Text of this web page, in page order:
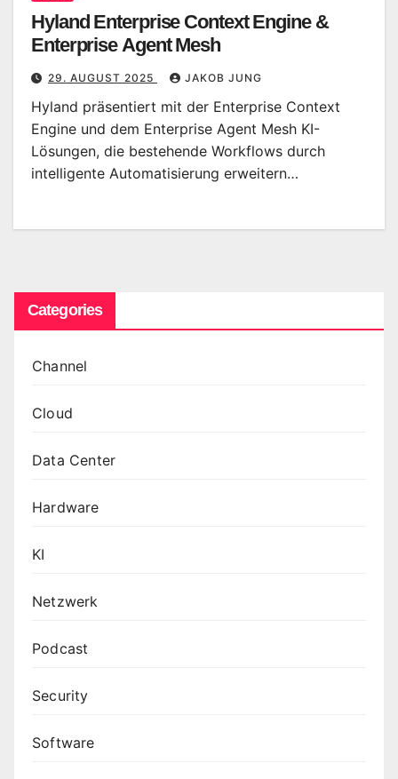
Hyland Enterprise Context Engine &
Enterprise Agent Mesh
29. AUGUST 2025 JAKOB JUNG
Hyland präsentiert mit der Enterprise Context
Engine und dem Enterprise Agent Mesh KI-
Lösungen, die bestehende Workflows durch
intelligente Automatisierung erweitern…
Categories
Channel
Cloud
Data Center
Hardware
KI
Netzwerk
Podcast
Security
Software